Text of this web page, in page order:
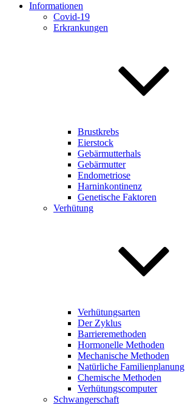
Informationen
Covid-19
Erkrankungen
Brustkrebs
Eierstock
Gebärmutterhals
Gebärmutter
Endometriose
Harninkontinenz
Genetische Faktoren
Verhütung
Verhütungsarten
Der Zyklus
Barrieremethoden
Hormonelle Methoden
Mechanische Methoden
Natürliche Familienplanung
Chemische Methoden
Verhütungscomputer
Schwangerschaft